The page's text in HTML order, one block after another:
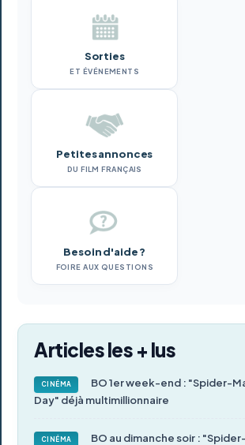
Sorties
ET ÉVÉNEMENTS
Petites annonces
DU FILM FRANÇAIS
Besoin d'aide ?
FOIRE AUX QUESTIONS
Articles les + lus
CINÉMA
BO 1er week-end : "Spider-
Day" déjà multimillionnaire
CINÉMA
BO au dimanche soir :